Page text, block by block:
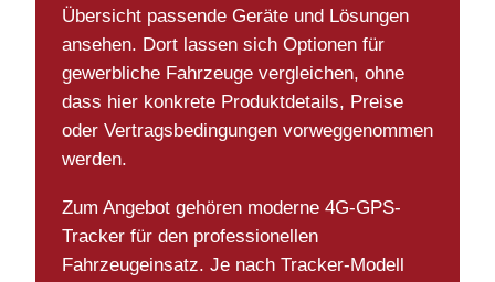
Übersicht passende Geräte und Lösungen
ansehen. Dort lassen sich Optionen für
gewerbliche Fahrzeuge vergleichen, ohne
dass hier konkrete Produktdetails, Preise
oder Vertragsbedingungen vorweggenommen
werden.
Zum Angebot gehören moderne 4G-GPS-
Tracker für den professionellen
Fahrzeugeinsatz. Je nach Tracker-Modell